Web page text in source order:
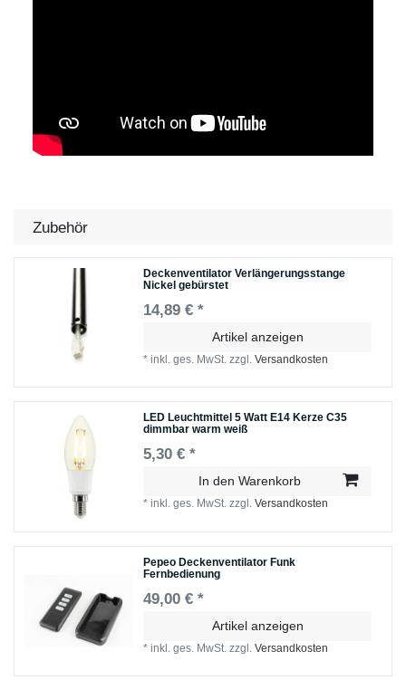
Zubehör
Deckenventilator Verlängerungsstange
Nickel gebürstet
14,89 € *
Artikel anzeigen
*inkl. ges. MwSt. zzgl.Versandkosten
LED Leuchtmittel 5 Watt E14 Kerze C35
dimmbar warm weiß
5,30 € *
In den Warenkorb
*inkl. ges. MwSt. zzgl.Versandkosten
Pepeo Deckenventilator Funk
Fernbedienung
49,00 € *
Artikel anzeigen
*inkl. ges. MwSt. zzgl.Versandkosten